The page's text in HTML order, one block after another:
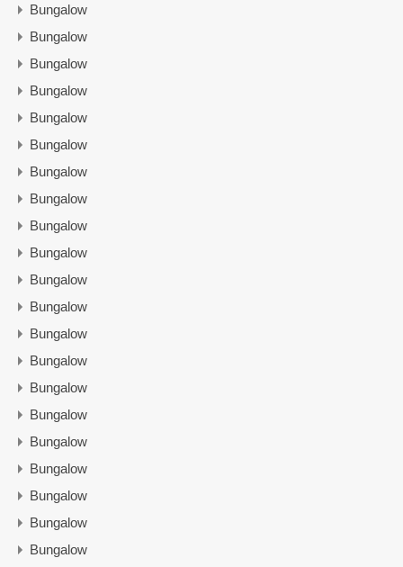
Bungalow
Bungalow
Bungalow
Bungalow
Bungalow
Bungalow
Bungalow
Bungalow
Bungalow
Bungalow
Bungalow
Bungalow
Bungalow
Bungalow
Bungalow
Bungalow
Bungalow
Bungalow
Bungalow
Bungalow
Bungalow